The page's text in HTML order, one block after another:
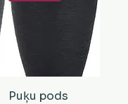
Puķu pods